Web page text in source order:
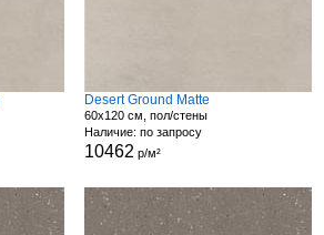
Desert Ground Matte
60x120 см, пол/стены
Наличие: по запросу
10462 р/м²